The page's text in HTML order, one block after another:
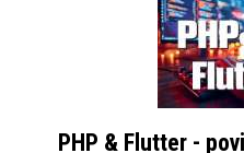
PHP & Flutter -